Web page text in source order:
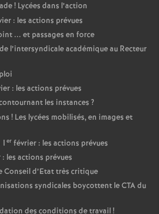
! Lycées dans l’action
: les actions prévues
... et passages en force
l’intersyndicale académique au Recteur
: les actions prévues
les instances ?
! Les lycées mobilisés, en images et
er février : les actions prévues
les actions prévues
Conseil d’Etat très critique
syndicales boycottent le CTA du
des conditions de travail!